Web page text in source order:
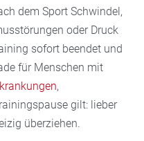
dem Sport Schwindel,
oder Druck
sofort beendet und
für Menschen mit
,
gilt: lieber
überziehen.